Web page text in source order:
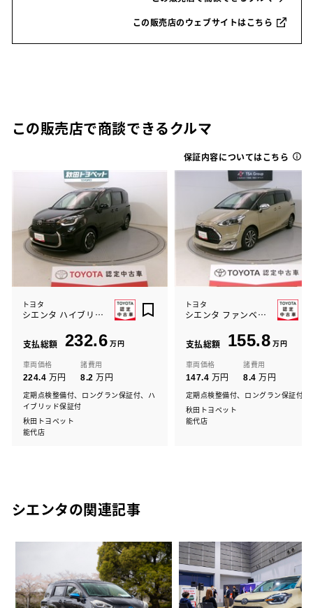
この販売店のウェブサイトはこちら
この販売店で商談できるクルマ
保証内容についてはこちら
トヨタ
シエンタ ハイブリッド Z
支払総額 232.6 万円
車両価格
224.4 万円
諸費用
8.2 万円
定期点検整備付、ロングラン保証付、ハ
イブリッド保証付
秋田トヨペット
能代店
トヨタ
シエンタ ファンベース G
支払総額 155.8 万円
車両価格
147.4 万円
諸費用
8.4 万円
定期点検整備付、ロングラン保証付
秋田トヨペット
能代店
シエンタの関連記事